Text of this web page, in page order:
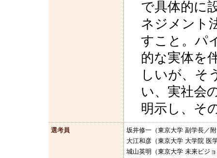
で具体的に
ネジメント
すこと。パ
的な実体を
しいが、そ
い、実社会
明示し、そ
選考員
坂井修一（東京大学 副学長／
大江和彦（東京大学 大学院 医
城山英明（東京大学 未来ビジ